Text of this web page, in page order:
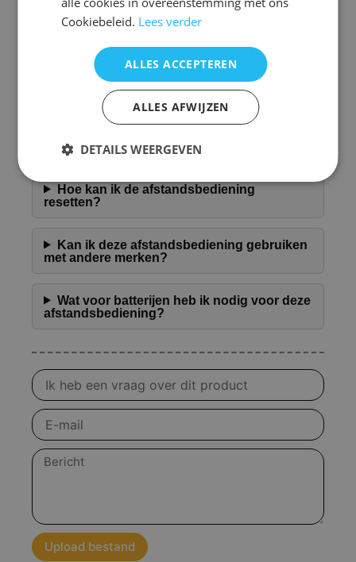
Daarnaast is de afstandsbediening lichtgewicht en
compact, wat het gemakkelijk maakt om hem overal
onderweg, u kunt altijd eenvoudig toegang krijgen
tot uw favoriete muziek en instellingen zonder
gedoe. Vergeet niet om de afstandsbediening op
een droge plek te bewaren om de levensduur te
Kenwood rc-dv430
Hoe kan ik de afstandsbediening
resetten?
Kan ik deze afstandsbediening gebruiken
met andere merken?
Wat voor batterijen heb ik nodig voor deze
afstandsbediening?
Vraag
over
product
E-
mail
Bericht
Upload bestand
Cookiebeleid. Lees verder
ALLES ACCEPTEREN
ALLES AFWIJZEN
DETAILS WEERGEVEN